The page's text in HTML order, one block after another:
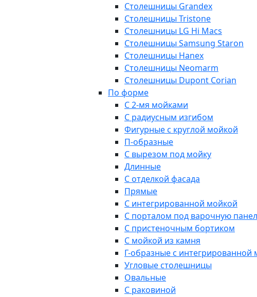
Столешницы Grandex
Столешницы Tristone
Столешницы LG Hi Macs
Столешницы Samsung Staron
Столешницы Hanex
Столешницы Neomarm
Столешницы Dupont Corian
По форме
С 2-мя мойками
С радиусным изгибом
Фигурные с круглой мойкой
П-образные
С вырезом под мойку
Длинные
С отделкой фасада
Прямые
С интегрированной мойкой
С порталом под варочную
С пристеночным бортиком
С мойкой из камня
Г-образные с интегрированной
Угловые столешницы
Овальные
C раковиной